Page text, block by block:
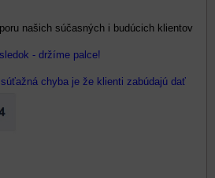
našich súčasných i budúcich klientov
- držíme palce!
chyba je že klienti zabúdajú dať